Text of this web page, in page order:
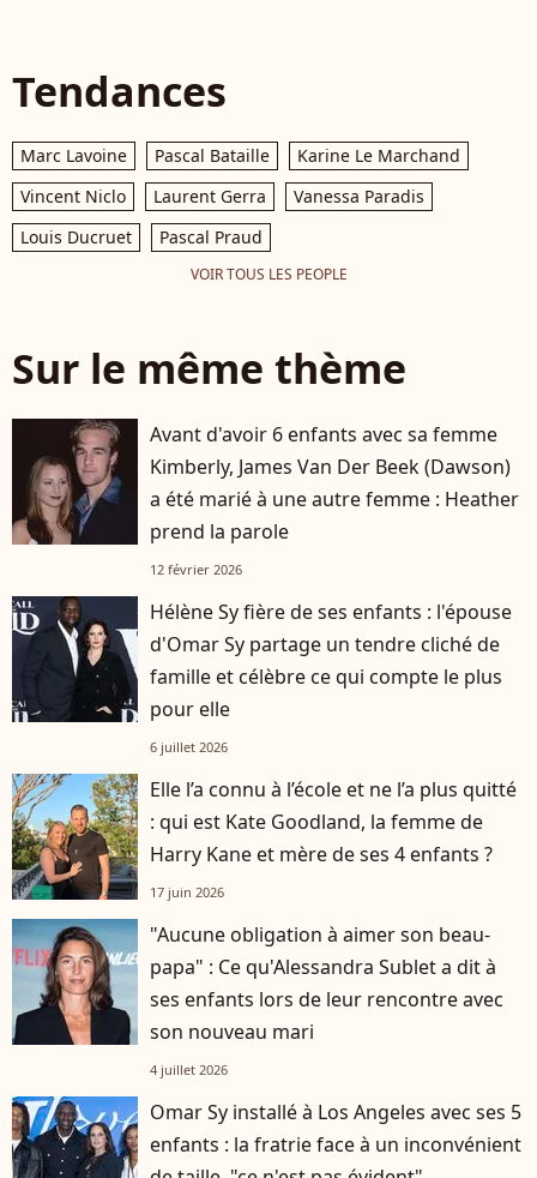
Tendances
Marc Lavoine Pascal Bataille
Karine Le Marchand
Vincent Niclo
Laurent Gerra
Vanessa Paradis
Louis Ducruet
Pascal Praud
VOIR TOUS LES PEOPLE
Sur le même thème
Avant d'avoir 6 enfants avec sa femme
Kimberly, James Van Der Beek (Dawson)
a été marié à une autre femme : Heather
prend la parole
12 février 2026
Hélène Sy fière de ses enfants : l'épouse
d'Omar Sy partage un tendre cliché de
famille et célèbre ce qui compte le plus
pour elle
6 juillet 2026
Elle l’a connu à l’école et ne l’a plus quitté
: qui est Kate Goodland, la femme de
Harry Kane et mère de ses 4 enfants ?
17 juin 2026
"Aucune obligation à aimer son beau-
papa" : Ce qu'Alessandra Sublet a dit à
ses enfants lors de leur rencontre avec
son nouveau mari
4 juillet 2026
Omar Sy installé à Los Angeles avec ses 5
enfants : la fratrie face à un inconvénient